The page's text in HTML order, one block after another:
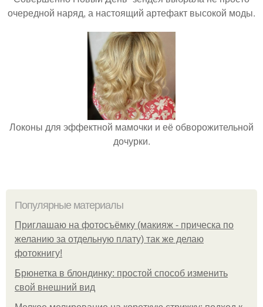
очередной наряд, а настоящий артефакт высокой моды.
Локоны для эффектной мамочки и её обворожительной
дочурки.
Популярные материалы
Приглашаю на фотосъёмку (макияж - прическа по
желанию за отдельную плату) так же делаю
фотокнигу!
Брюнетка в блондинку: простой способ изменить
свой внешний вид